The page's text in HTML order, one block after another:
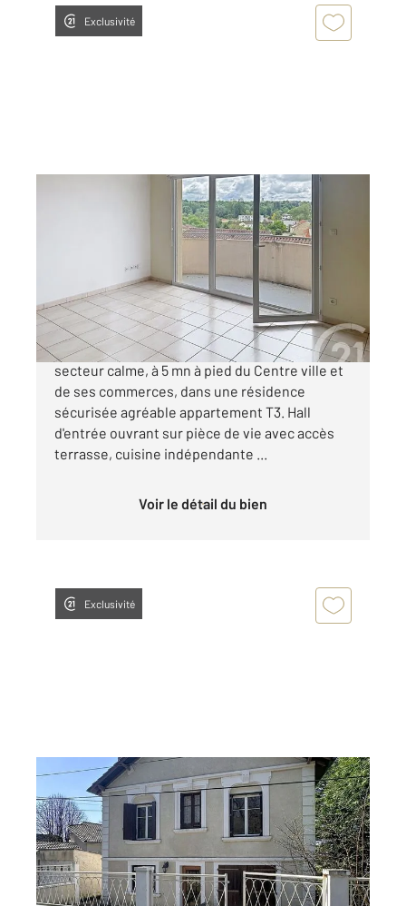
Exclusivité
Appartement F3 à vendre
117 720 €
C en EXCLUSIVITE - ANGOULEME - Dans un
secteur calme, à 5 mn à pied du Centre ville et
de ses commerces, dans une résidence
sécurisée agréable appartement T3. Hall
d'entrée ouvrant sur pièce de vie avec accès
terrasse, cuisine indépendante ...
Voir le détail du bien
Exclusivité
L ISLE D ESPAGNAC 16
110 m2, 5 pièces
Ref : 4464
Maison à vendre
171 200 €